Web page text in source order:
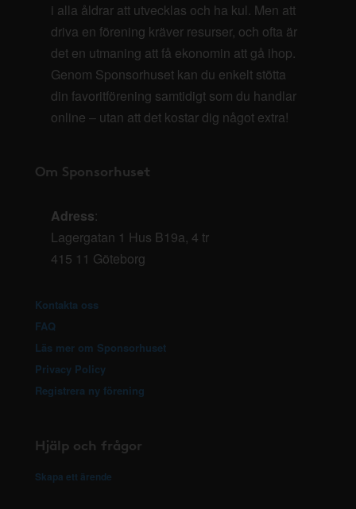
i alla åldrar att utvecklas och ha kul. Men att
driva en förening kräver resurser, och ofta är
det en utmaning att få ekonomin att gå ihop.
Genom Sponsorhuset kan du enkelt stötta
din favoritförening samtidigt som du handlar
online – utan att det kostar dig något extra!
Om Sponsorhuset
Adress:
Lagergatan 1 Hus B19a, 4 tr
415 11 Göteborg
Kontakta oss
FAQ
Läs mer om Sponsorhuset
Privacy Policy
Registrera ny förening
Hjälp och frågor
Skapa ett ärende